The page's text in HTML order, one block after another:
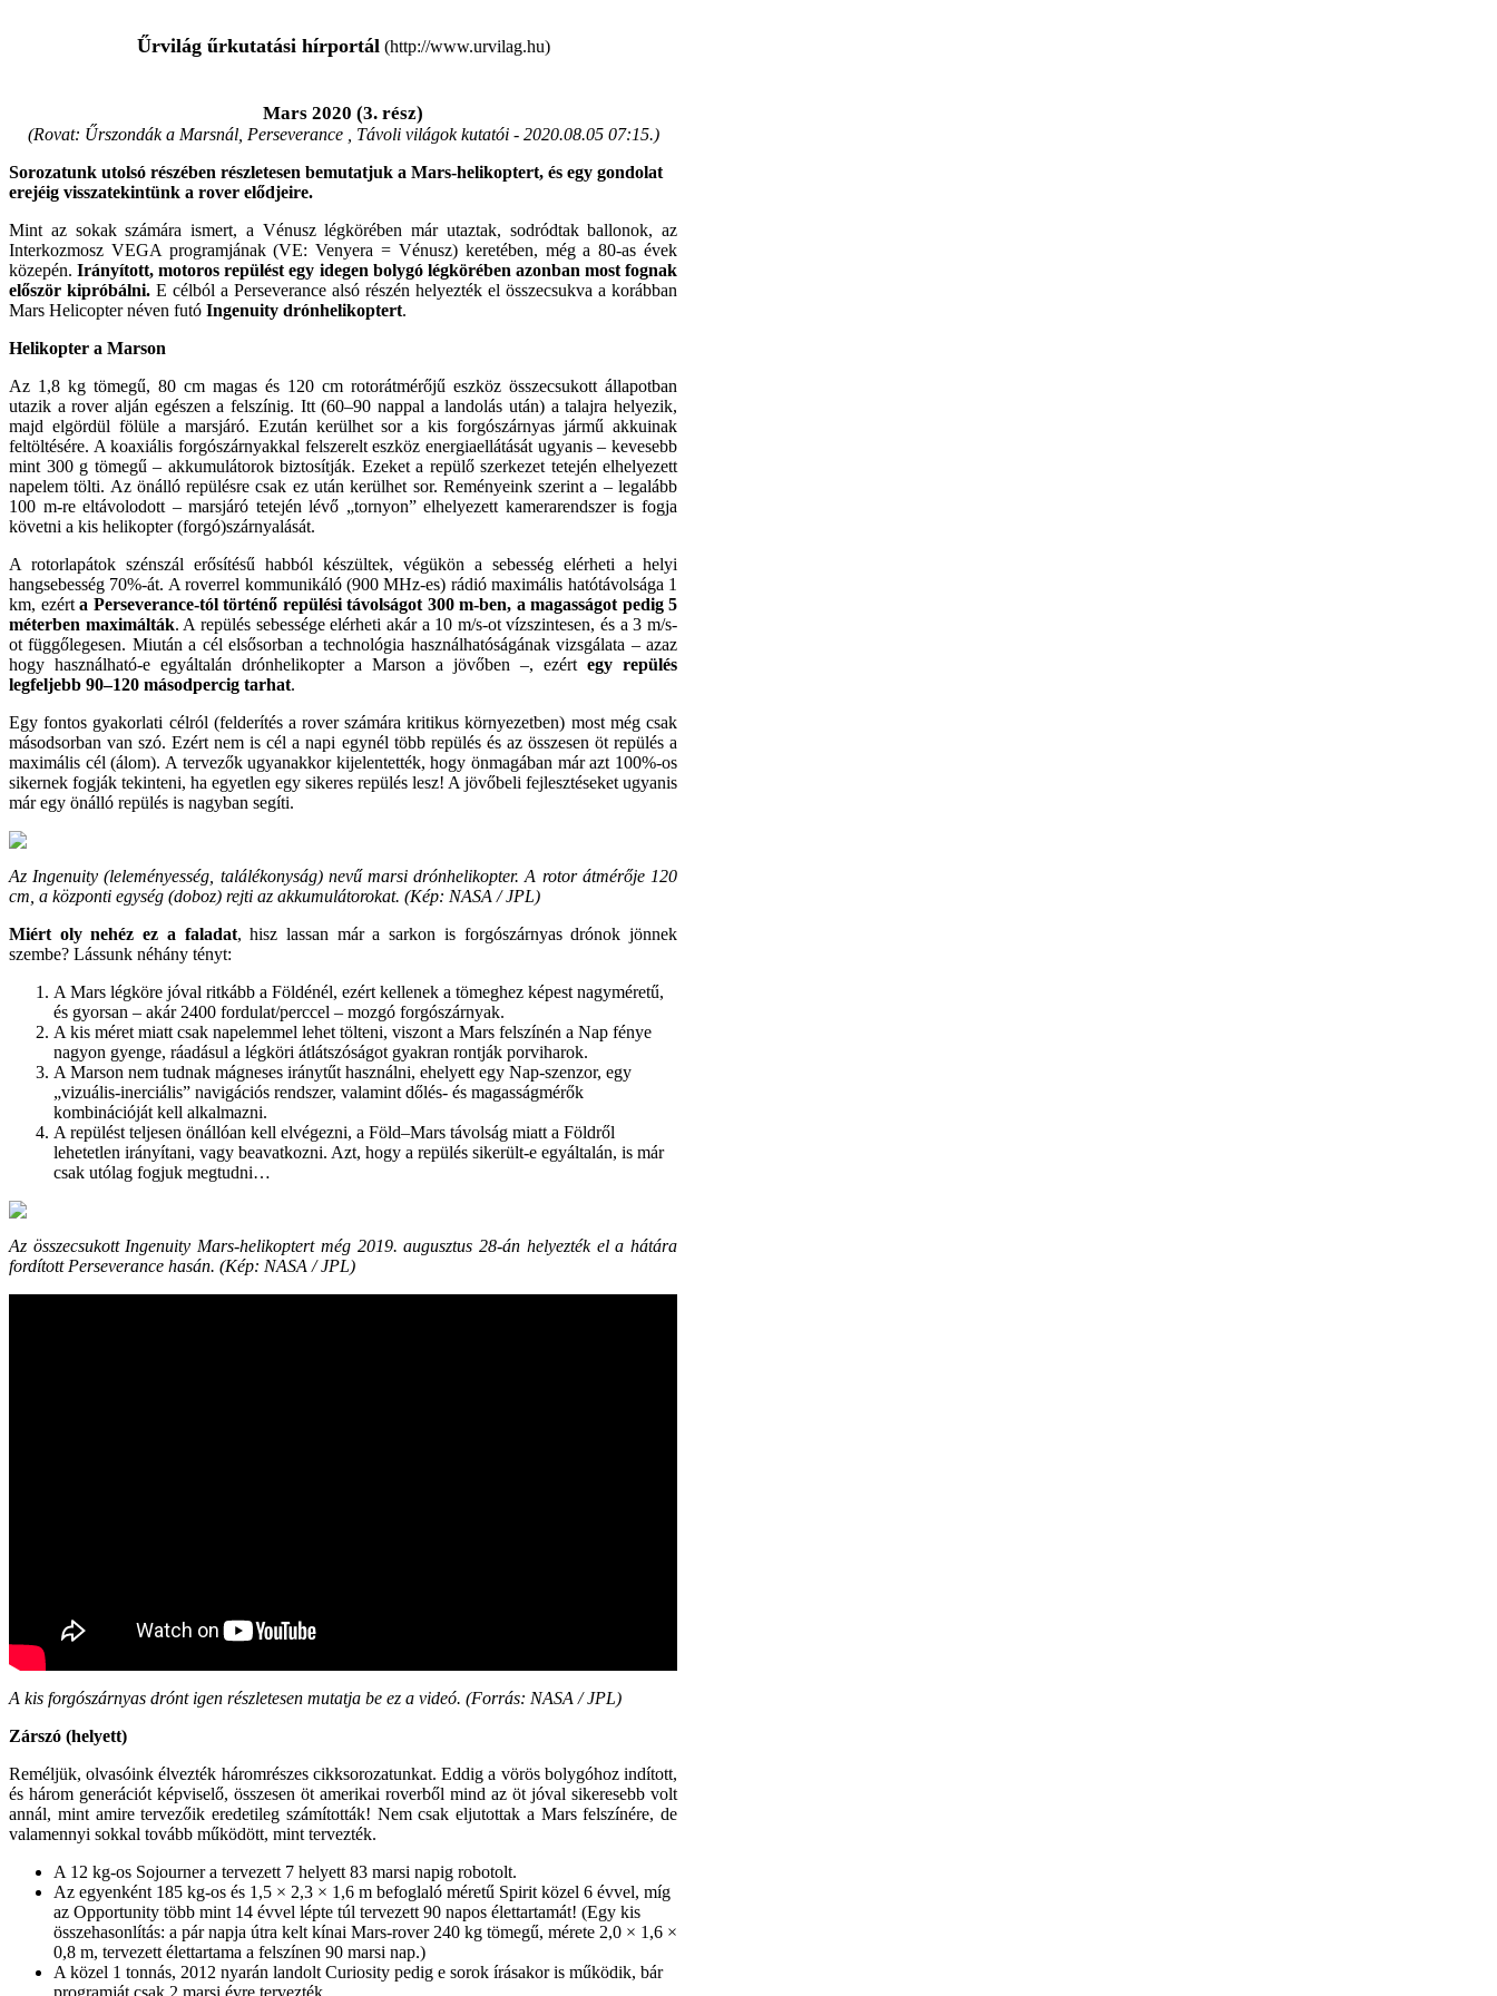
Űrvilág űrkutatási hírportál (http://www.urvilag.hu)
Mars 2020 (3. rész)
(Rovat: Űrszondák a Marsnál, Perseverance , Távoli világok kutatói - 2020.08.05 07:15.)
Sorozatunk utolsó részében részletesen bemutatjuk a Mars-helikoptert, és egy gondolat
erejéig visszatekintünk a rover elődjeire.
Mint az sokak számára ismert, a Vénusz légkörében már utaztak, sodródtak ballonok, az
Interkozmosz VEGA programjának (VE: Venyera = Vénusz) keretében, még a 80-as évek
közepén.Irányított, motoros repülést egy idegen bolygó légkörében azonban most fognak
először kipróbálni. E célból a Perseverance alsó részén helyezték el összecsukva a korábban
Mars Helicopter néven futó Ingenuity drónhelikoptert.
Helikopter a Marson
Az 1,8 kg tömegű, 80 cm magas és 120 cm rotorátmérőjű eszköz összecsukott állapotban
utazik a rover alján egészen a felszínig. Itt (60–90 nappal a landolás után) a talajra helyezik,
majd elgördül fölüle a marsjáró. Ezután kerülhet sor a kis forgószárnyas jármű akkuinak
feltöltésére. A koaxiális forgószárnyakkal felszerelt eszköz energiaellátását ugyanis – kevesebb
mint 300 g tömegű – akkumulátorok biztosítják. Ezeket a repülő szerkezet tetején elhelyezett
napelem tölti. Az önálló repülésre csak ez után kerülhet sor. Reményeink szerint a – legalább
100 m-re eltávolodott – marsjáró tetején lévő „tornyon” elhelyezett kamerarendszer is fogja
követni a kis helikopter (forgó)szárnyalását.
A rotorlapátok szénszál erősítésű habból készültek, végükön a sebesség elérheti a helyi
hangsebesség 70%-át. A roverrel kommunikáló (900 MHz-es) rádió maximális hatótávolsága 1
km, ezért a Perseverance-tól történő repülési távolságot 300 m-ben, a magasságot pedig 5
méterben maximálták. A repülés sebessége elérheti akár a 10 m/s-ot vízszintesen, és a 3 m/s-
ot függőlegesen. Miután a cél elsősorban a technológia használhatóságának vizsgálata – azaz
hogy használható-e egyáltalán drónhelikopter a Marson a jövőben –, ezért egy repülés
legfeljebb 90–120 másodpercig tarhat.
Egy fontos gyakorlati célról (felderítés a rover számára kritikus környezetben) most még csak
másodsorban van szó. Ezért nem is cél a napi egynél több repülés és az összesen öt repülés a
maximális cél (álom). A tervezők ugyanakkor kijelentették, hogy önmagában már azt 100%-os
sikernek fogják tekinteni, ha egyetlen egy sikeres repülés lesz! A jövőbeli fejlesztéseket ugyanis
már egy önálló repülés is nagyban segíti.
Az Ingenuity (leleményesség, találékonyság) nevű marsi drónhelikopter. A rotor átmérője 120
cm, a központi egység (doboz) rejti az akkumulátorokat. (Kép: NASA / JPL)
Miért oly nehéz ez a faladat, hisz lassan már a sarkon is forgószárnyas drónok jönnek
szembe? Lássunk néhány tényt:
A Mars légköre jóval ritkább a Földénél, ezért kellenek a tömeghez képest nagyméretű,
és gyorsan – akár 2400 fordulat/perccel – mozgó forgószárnyak.
A kis méret miatt csak napelemmel lehet tölteni, viszont a Mars felszínén a Nap fénye
nagyon gyenge, ráadásul a légköri átlátszóságot gyakran rontják porviharok.
A Marson nem tudnak mágneses iránytűt használni, ehelyett egy Nap-szenzor, egy
„vizuális-inerciális” navigációs rendszer, valamint dőlés- és magasságmérők
kombinációját kell alkalmazni.
A repülést teljesen önállóan kell elvégezni, a Föld–Mars távolság miatt a Földről
lehetetlen irányítani, vagy beavatkozni. Azt, hogy a repülés sikerült-e egyáltalán, is már
csak utólag fogjuk megtudni…
Az összecsukott Ingenuity Mars-helikoptert még 2019. augusztus 28-án helyezték el a hátára
fordított Perseverance hasán. (Kép: NASA / JPL)
A kis forgószárnyas drónt igen részletesen mutatja be ez a videó. (Forrás: NASA / JPL)
Zárszó (helyett)
Reméljük, olvasóink élvezték háromrészes cikksorozatunkat. Eddig a vörös bolygóhoz indított,
és három generációt képviselő, összesen öt amerikai roverből mind az öt jóval sikeresebb volt
annál, mint amire tervezőik eredetileg számították! Nem csak eljutottak a Mars felszínére, de
valamennyi sokkal tovább működött, mint tervezték.
A 12 kg-os Sojourner a tervezett 7 helyett 83 marsi napig robotolt.
Az egyenként 185 kg-os és 1,5 × 2,3 × 1,6 m befoglaló méretű Spirit közel 6 évvel, míg
az Opportunity több mint 14 évvel lépte túl tervezett 90 napos élettartamát! (Egy kis
összehasonlítás: a pár napja útra kelt kínai Mars-rover 240 kg tömegű, mérete 2,0 × 1,6 ×
0,8 m, tervezett élettartama a felszínen 90 marsi nap.)
A közel 1 tonnás, 2012 nyarán landolt Curiosity pedig e sorok írásakor is működik, bár
programját csak 2 marsi évre tervezték…